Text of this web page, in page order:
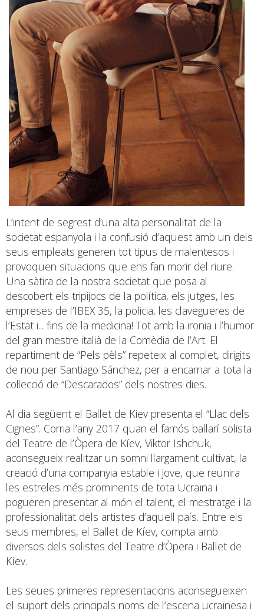
L’intent de segrest d’una alta personalitat de la
societat espanyola i la confusió d’aquest amb un dels
seus empleats generen tot tipus de malentesos i
provoquen situacions que ens fan morir del riure.
Una sàtira de la nostra societat que posa al
descobert els tripijocs de la política, els jutges, les
empreses de l’IBEX 35, la policia, les clavegueres de
l’Estat i... fins de la medicina! Tot amb la ironia i l’humor
del gran mestre italià de la Comèdia de l’Art. El
repartiment de “Pels pèls” repeteix al complet, dirigits
de nou per Santiago Sánchez, per a encarnar a tota la
col·lecció de “Descarados” dels nostres dies.
Al dia següent el Ballet de Kiev presenta el “Llac dels
Cignes”. Corria l’any 2017 quan el famós ballarí solista
del Teatre de l’Òpera de Kíev, Viktor Ishchuk,
aconsegueix realitzar un somni llargament cultivat, la
creació d’una companyia estable i jove, que reunira
les estreles més prominents de tota Ucraïna i
pogueren presentar al món el talent, el mestratge i la
professionalitat dels artistes d’aquell país. Entre els
seus membres, el Ballet de Kíev, compta amb
diversos dels solistes del Teatre d’Òpera i Ballet de
Kíev.
Les seues primeres representacions aconsegueixen
el suport dels principals noms de l’escena ucraïnesa i